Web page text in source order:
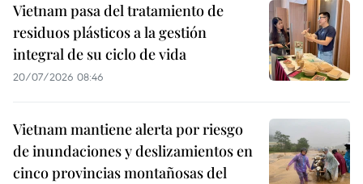
Vietnam pasa del tratamiento de
residuos plásticos a la gestión
integral de su ciclo de vida
20/07/2026 08:46
Vietnam mantiene alerta por riesgo
de inundaciones y deslizamientos en
cinco provincias montañosas del